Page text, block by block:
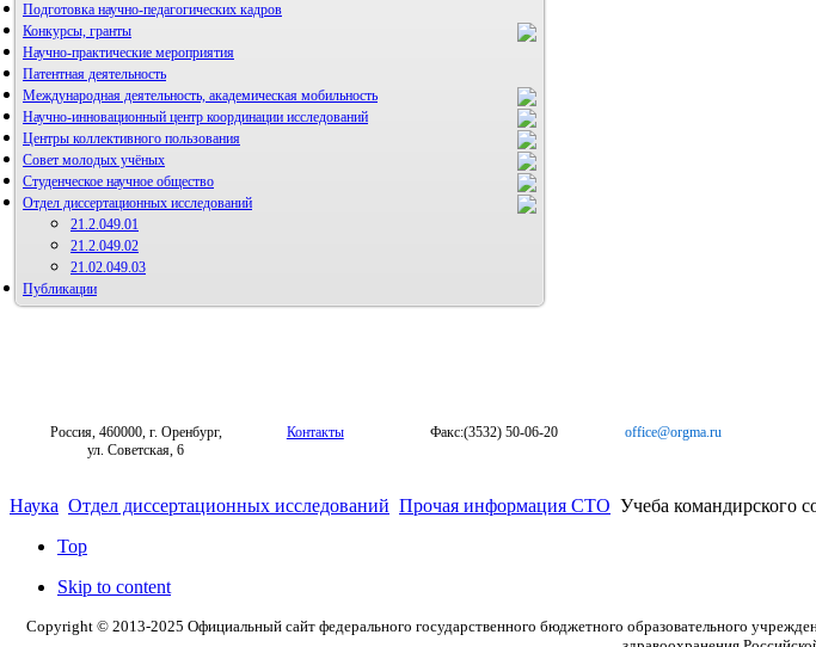
Подготовка научно-педагогических кадров
Конкурсы, гранты
Научно-практические мероприятия
Патентная деятельность
Международная деятельность, академическая мобильность
Научно-инновационный центр координации исследований
НИИ микрохирургии и клинической анатомии
Центры коллективного пользования
Совет молодых учёных
Студенческое научное общество
Отдел диссертационных исследований
21.2.049.01
21.2.049.02
21.02.049.03
Публикации
Россия, 460000, г. Оренбург,
ул. Советская, 6
Контакты Факс:(3532) 50-06-20 office@orgma.ru
Наука Отдел диссертационных исследований Прочая информация СТО Учеба командирского
Top
Skip to content
Copyright © 2013-2025 Официальный сайт федерального государственного бюджетного образовательного